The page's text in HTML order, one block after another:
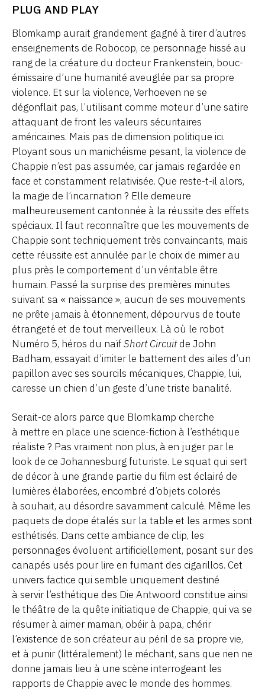
PLUG AND PLAY
Blomkamp aurait grandement gagné à tirer d’autres
enseignements de Robocop, ce personnage hissé au
rang de la créature du docteur Frankenstein, bouc-
émissaire d’une humanité aveuglée par sa propre
violence. Et sur la violence, Verhoeven ne se
dégonflait pas, l’utilisant comme moteur d’une satire
attaquant de front les valeurs sécuritaires
américaines. Mais pas de dimension politique ici.
Ployant sous un manichéisme pesant, la violence de
Chappie n’est pas assumée, car jamais regardée en
face et constamment relativisée. Que reste-t-il alors,
la magie de l’incarnation ? Elle demeure
malheureusement cantonnée à la réussite des effets
spéciaux. Il faut reconnaître que les mouvements de
Chappie sont techniquement très convaincants, mais
cette réussite est annulée par le choix de mimer au
plus près le comportement d’un véritable être
humain. Passé la surprise des premières minutes
suivant sa « naissance », aucun de ses mouvements
ne prête jamais à étonnement, dépourvus de toute
étrangeté et de tout merveilleux. Là où le robot
Numéro 5, héros du naïfShort Circuitde John
Badham, essayait d’imiter le battement des ailes d’un
papillon avec ses sourcils mécaniques, Chappie, lui,
caresse un chien d’un geste d’une triste banalité.
Serait-ce alors parce que Blomkamp cherche
à mettre en place une science-fiction à l’esthétique
réaliste ? Pas vraiment non plus, à en juger par le
look de ce Johannesburg futuriste. Le squat qui sert
de décor à une grande partie du film est éclairé de
lumières élaborées, encombré d’objets colorés
à souhait, au désordre savamment calculé. Même les
paquets de dope étalés sur la table et les armes sont
esthétisés. Dans cette ambiance de clip, les
personnages évoluent artificiellement, posant sur des
canapés usés pour lire en fumant des cigarillos. Cet
univers factice qui semble uniquement destiné
à servir l’esthétique des Die Antwoord constitue ainsi
le théâtre de la quête initiatique de Chappie, qui va se
résumer à aimer maman, obéir à papa, chérir
l’existence de son créateur au péril de sa propre vie,
et à punir (littéralement) le méchant, sans que rien ne
donne jamais lieu à une scène interrogeant les
rapports de Chappie avec le monde des hommes.